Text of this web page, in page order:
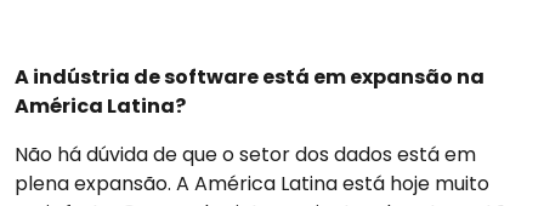
A indústria de software está em expansão na
América Latina?
Não há dúvida de que o setor dos dados está em
plena expansão. A América Latina está hoje muito